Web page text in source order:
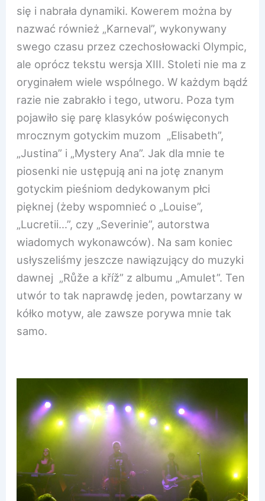
się i nabrała dynamiki. Kowerem można by
nazwać również „Karneval”, wykonywany
swego czasu przez czechosłowacki Olympic,
ale oprócz tekstu wersja XIII. Stoleti nie ma z
oryginałem wiele wspólnego. W każdym bądź
razie nie zabrakło i tego, utworu. Poza tym
pojawiło się parę klasyków poświęconych
mrocznym gotyckim muzom „Elisabeth”,
„Justina” i „Mystery Ana”. Jak dla mnie te
piosenki nie ustępują ani na jotę znanym
gotyckim pieśniom dedykowanym płci
pięknej (żeby wspomnieć o „Louise”,
„Lucretii…”, czy „Severinie”, autorstwa
wiadomych wykonawców). Na sam koniec
usłyszeliśmy jeszcze nawiązujący do muzyki
dawnej „Růže a kříž” z albumu „Amulet”. Ten
utwór to tak naprawdę jeden, powtarzany w
kółko motyw, ale zawsze porywa mnie tak
samo.